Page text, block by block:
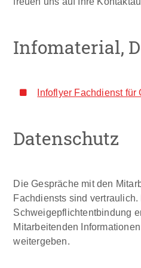
Infomaterial,
Infoflyer Fachdienst für
Datenschutz
Die Gespräche mit den
Fachdiensts sind
Schweigepflichtentbindung
Mitarbeitenden
weitergeben.